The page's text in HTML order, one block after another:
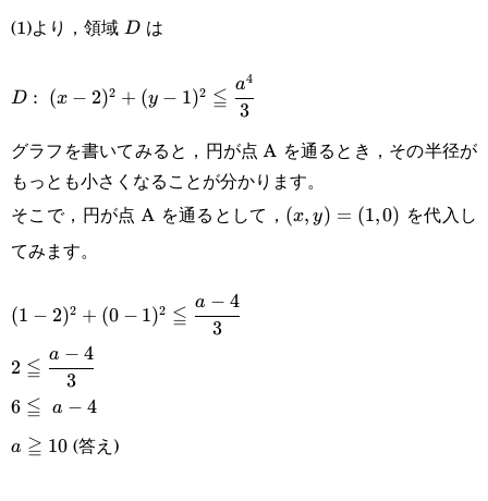
(1)より，領域 D
D は
D: (x-2)^2+(y-
{3}
D : (x − 2)2 + (y − 1)2 ≦ 3
a4
グラフを書いてみると，円が点 A を通るとき，その半径が
もっとも小さくなることが分かります。
そこで，円が点 A を通るとして， (x,y)=
(x, y) = (1,0) を代入し
てみます。
(1-2)^2+(0-
1)^2\leqq\cfrac{a-
4}{3}
(1 − 2)2 + (0 − 1)2 ≦ 3
a − 4
2\leqq\cfrac{a-
4}{3}
2 ≦ 3
a − 4
6\leqq a-
4
6 ≦ a − 4
a\geqq10
a ≧ 10(答え)